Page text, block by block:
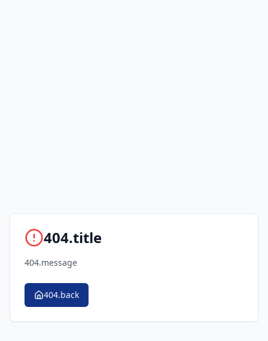
404.title
404.message
404.back